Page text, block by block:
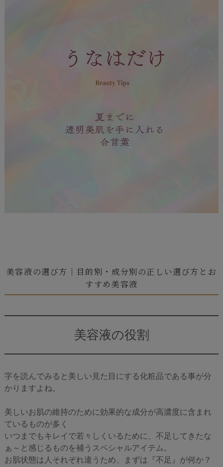
美容液の選び方｜目的別・成分別の正しい選び方とお
すすめ美容液
美容液の役割
字を読んでみると美しい見た目にする化粧品である事が分
かりますよね。
美しいお肌の維持のために効果的な成分が高濃度に含まれ
ているものが多く
いつまでもキレイで若々しくいるために、不足してきたな
ぁ～と感じるものを補うスペシャルアイテム。
お肌状態は人それぞれ違うため、まずは『不足』が何か？